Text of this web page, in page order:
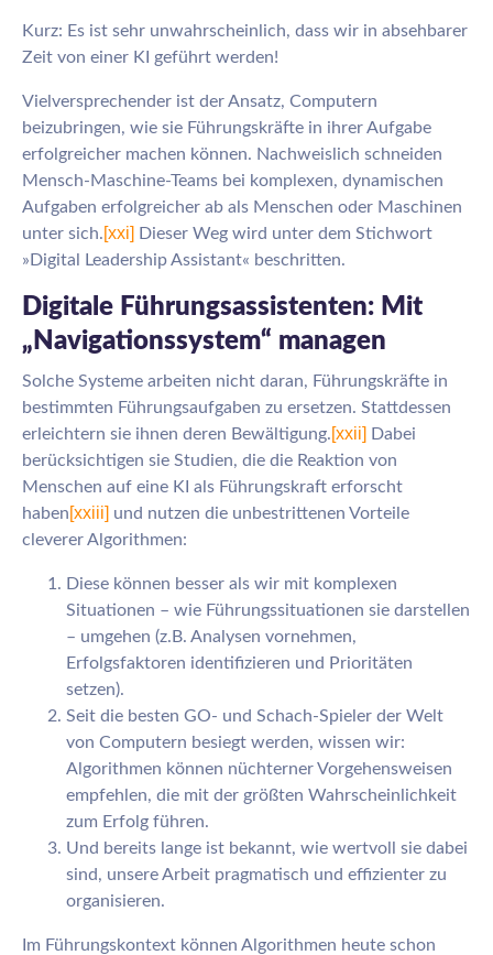
Kurz: Es ist sehr unwahrscheinlich, dass wir in absehbarer
Zeit von einer KI geführt werden!
Vielversprechender ist der Ansatz, Computern
beizubringen, wie sie Führungskräfte in ihrer Aufgabe
erfolgreicher machen können. Nachweislich schneiden
Mensch-Maschine-Teams bei komplexen, dynamischen
Aufgaben erfolgreicher ab als Menschen oder Maschinen
unter sich.[xxi] Dieser Weg wird unter dem Stichwort
»Digital Leadership Assistant« beschritten.
Digitale Führungsassistenten: Mit
„Navigationssystem“ managen
Solche Systeme arbeiten nicht daran, Führungskräfte in
bestimmten Führungsaufgaben zu ersetzen. Stattdessen
erleichtern sie ihnen deren Bewältigung.[xxii] Dabei
berücksichtigen sie Studien, die die Reaktion von
Menschen auf eine KI als Führungskraft erforscht
haben[xxiii] und nutzen die unbestrittenen Vorteile
cleverer Algorithmen:
Diese können besser als wir mit komplexen
Situationen – wie Führungssituationen sie darstellen
– umgehen (z.B. Analysen vornehmen,
Erfolgsfaktoren identifizieren und Prioritäten
setzen).
Seit die besten GO- und Schach-Spieler der Welt
von Computern besiegt werden, wissen wir:
Algorithmen können nüchterner Vorgehensweisen
empfehlen, die mit der größten Wahrscheinlichkeit
zum Erfolg führen.
Und bereits lange ist bekannt, wie wertvoll sie dabei
sind, unsere Arbeit pragmatisch und effizienter zu
organisieren.
Im Führungskontext können Algorithmen heute schon